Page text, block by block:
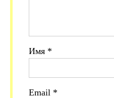
Имя *
Email *